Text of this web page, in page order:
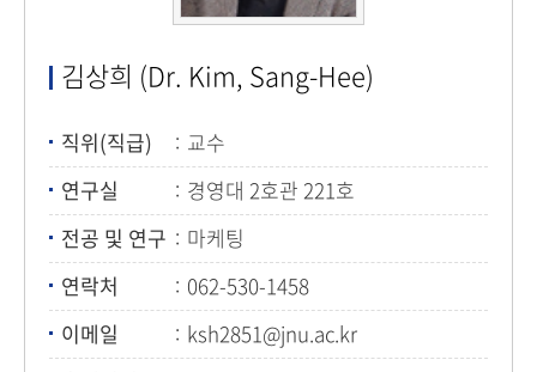
김상희 (Dr. Kim, Sang-Hee)
직위(직급)
교수
연구실
경영대 2호관 221호
전공 및 연구
마케팅
연락처
062-530-1458
이메일
ksh2851@jnu.ac.kr